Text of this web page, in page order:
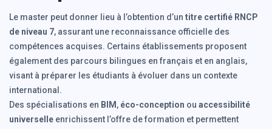
Le master peut donner lieu à l’obtention d’un titre certifié RNCP
de niveau 7, assurant une reconnaissance officielle des
compétences acquises. Certains établissements proposent
également des parcours bilingues en français et en anglais,
visant à préparer les étudiants à évoluer dans un contexte
international.
Des spécialisations en BIM , éco-conception ou accessibilité
universelle enrichissent l’offre de formation et permettent